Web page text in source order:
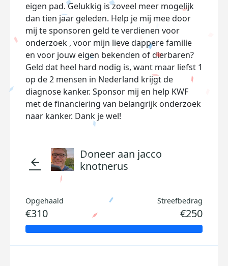
eigen pad. Gelukkig is zoveel meer mogelijk
dan tien jaar geleden. Help je mij mee door
mij te sponsoren geld te verdienen voor
onderzoek , voor mijn lieve dappere familie
en voor jouw eigen bekenden of dierbaren?
Geld dat heel hard nodig is, want maar liefst 1
op de 2 mensen in Nederland krijgt de
diagnose kanker. Sponsor mij en help KWF
met de financiering van belangrijk onderzoek
naar kanker. Dank je wel!
arrow_back
Doneer aan jacco
knotnerus
Opgehaald
€310
Streefbedrag
€250